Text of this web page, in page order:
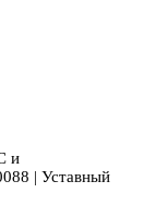
и
| Уставный